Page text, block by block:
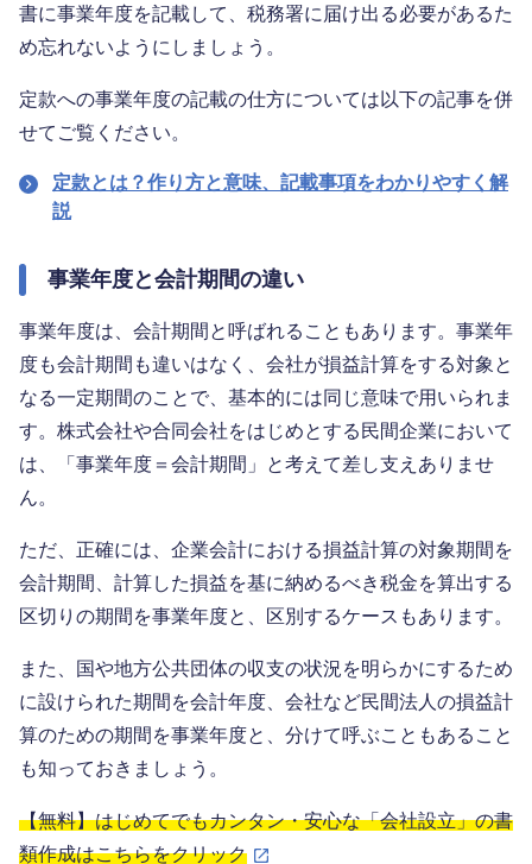
書に事業年度を記載して、税務署に届け出る必要があるた
め忘れないようにしましょう。
定款への事業年度の記載の仕方については以下の記事を併
せてご覧ください。
定款とは？作り方と意味、記載事項をわかりやすく解
説
事業年度と会計期間の違い
事業年度は、会計期間と呼ばれることもあります。事業年
度も会計期間も違いはなく、会社が損益計算をする対象と
なる一定期間のことで、基本的には同じ意味で用いられま
す。株式会社や合同会社をはじめとする民間企業において
は、「事業年度＝会計期間」と考えて差し支えありませ
ん。
ただ、正確には、企業会計における損益計算の対象期間を
会計期間、計算した損益を基に納めるべき税金を算出する
区切りの期間を事業年度と、区別するケースもあります。
また、国や地方公共団体の収支の状況を明らかにするため
に設けられた期間を会計年度、会社など民間法人の損益計
算のための期間を事業年度と、分けて呼ぶこともあること
も知っておきましょう。
【無料】はじめてでもカンタン・安心な「会社設立」の書
類作成はこちらをクリック